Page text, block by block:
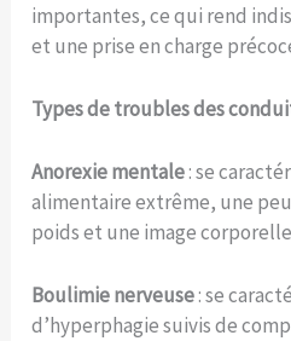
importantes, ce qui rend
et une prise en charge
Types de troubles des
Anorexie mentale: se
alimentaire extrême, une
poids et une image
Boulimie nerveuse: se
d’hyperphagie suivis de